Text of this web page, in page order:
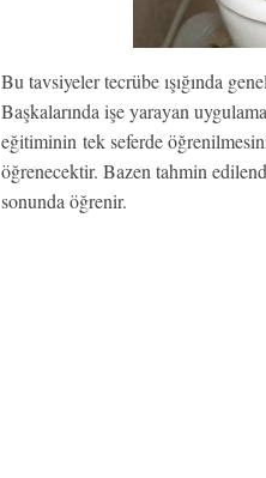
Bu tavsiyeler tecrübe ışığında
Başkalarında işe yarayan
eğitiminin tek seferde
öğrenecektir. Bazen tahmin
sonunda öğrenir.